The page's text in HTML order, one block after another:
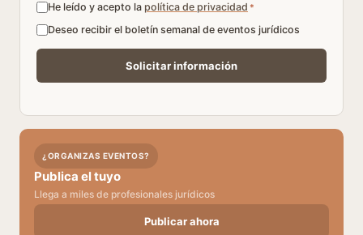
He leído y acepto la política de privacidad *
Deseo recibir el boletín semanal de eventos jurídicos
¿ORGANIZAS EVENTOS?
Publica el tuyo
Llega a miles de profesionales jurídicos
Publicar ahora